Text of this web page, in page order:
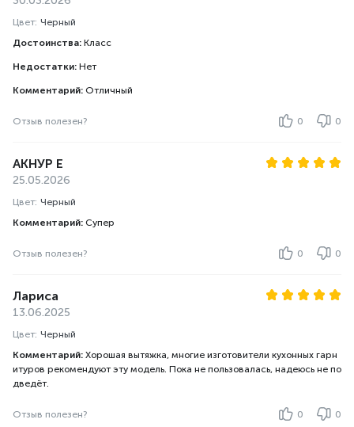
Цвет: Черный
Достоинства: Класс
Недостатки: Нет
Комментарий: Отличный
Отзыв полезен? 0 0
АКНУР Е
25.05.2026
Цвет: Черный
Комментарий: Супер
Отзыв полезен? 0 0
Лариса
13.06.2025
Цвет: Черный
Комментарий: Хорошая вытяжка, многие изготовители кухонных гарн
итуров рекомендуют эту модель. Пока не пользовалась, надеюсь не по
дведёт.
Отзыв полезен? 0 0